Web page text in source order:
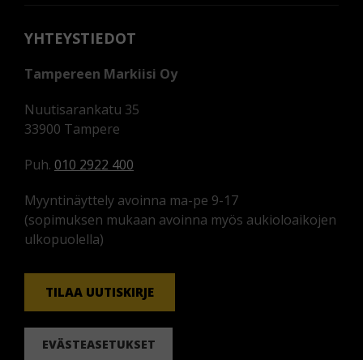
YHTEYSTIEDOT
Tampereen Markiisi Oy
Nuutisarankatu 35
33900 Tampere
Puh. 010 2922 400
Myyntinäyttely avoinna ma-pe 9-17
(sopimuksen mukaan avoinna myös aukioloaikojen
ulkopuolella)
TILAA UUTISKIRJE
EVÄSTEASETUKSET